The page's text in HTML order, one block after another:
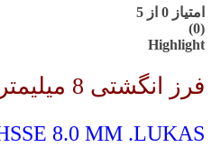
امتیاز 0 از 5
(0)
Highlight
فرز انگشتی 8 میلیمتر LUKAS .HSSE
8.0 MM .LUKAS